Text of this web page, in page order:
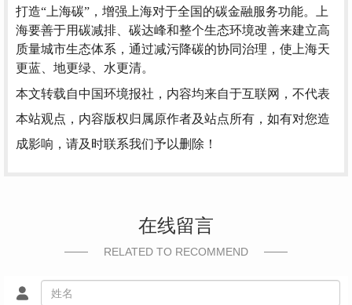
打造“上海碳”，增强上海对于全国的碳金融服务功能。上
海要善于用碳减排、碳达峰和整个生态环境改善来建立高
质量城市生态体系，通过减污降碳的协同治理，使上海天
更蓝、地更绿、水更清。
本文转载自中国环境报社，内容均来自于互联网，不代表
本站观点，内容版权归属原作者及站点所有，如有对您造
成影响，请及时联系我们予以删除！
在线留言
RELATED TO RECOMMEND